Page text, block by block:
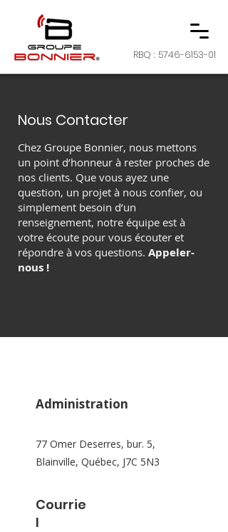
RBQ : 5746-6153-01
Nous Contacter
Chez Groupe Bonnier, nous mettons
un point d’honneur à rester proches de
nos clients. Que vous ayez une
question, un projet à nous confier, ou
simplement besoin d’un
renseignement, notre équipe est à
votre écoute pour vous écouter et
répondre à vos questions. Appeler-
nous !
Administration
77 Omer Deserres, bur. 5,
Blainville, Québec, J7C 5N3
Courrie
l